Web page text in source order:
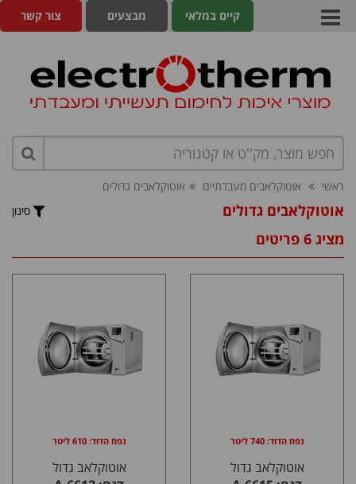
צור קשר מבצעים קיים במלאי
ראשי אוטוקלאבים מעבדתיים אוטוקלאבים גדולים
אוטוקלאבים גדולים סינון
מציג 6 פריטים
נפח הדוד: 740 ליטר
אוטוקלאב גדול
נפח הדוד: 610 ליטר
אוטוקלאב גדול